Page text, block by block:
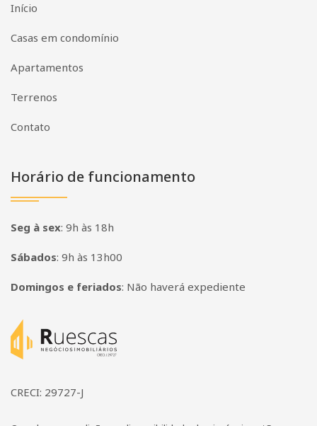
Início
Casas em condomínio
Apartamentos
Terrenos
Contato
Horário de funcionamento
Seg à sex: 9h às 18h
Sábados: 9h às 13h00
Domingos e feriados: Não haverá expediente
Página inicial
CRECI: 29727-J